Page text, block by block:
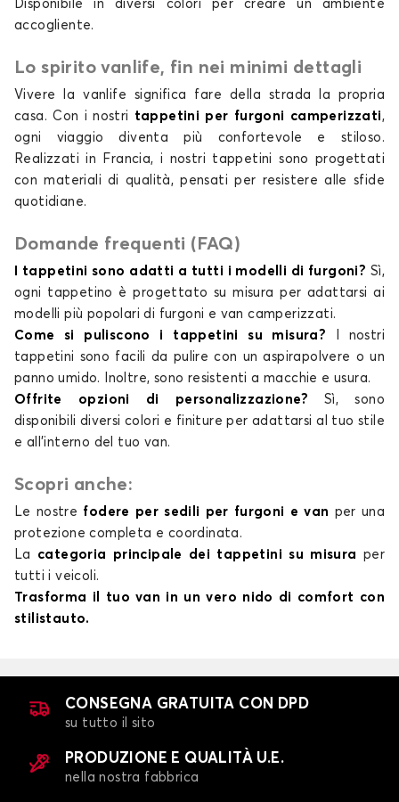
Disponibile in diversi colori per creare un ambiente
accogliente.
Lo spirito vanlife, fin nei minimi dettagli
Vivere la vanlife significa fare della strada la propria
casa. Con i nostri tappetini per furgoni camperizzati,
ogni viaggio diventa più confortevole e stiloso.
Realizzati in Francia, i nostri tappetini sono progettati
con materiali di qualità, pensati per resistere alle sfide
quotidiane.
Domande frequenti (FAQ)
I tappetini sono adatti a tutti i modelli di furgoni? Sì,
ogni tappetino è progettato su misura per adattarsi ai
modelli più popolari di furgoni e van camperizzati.
Come si puliscono i tappetini su misura? I nostri
tappetini sono facili da pulire con un aspirapolvere o un
panno umido. Inoltre, sono resistenti a macchie e usura.
Offrite opzioni di personalizzazione? Sì, sono
disponibili diversi colori e finiture per adattarsi al tuo stile
e all’interno del tuo van.
Scopri anche:
Le nostre fodere per sedili per furgoni e van per una
protezione completa e coordinata.
La categoria principale dei tappetini su misura per
tutti i veicoli.
Trasforma il tuo van in un vero nido di comfort con
stilistauto.
CONSEGNA GRATUITA CON DPD
su tutto il sito
PRODUZIONE E QUALITÀ U.E.
nella nostra fabbrica